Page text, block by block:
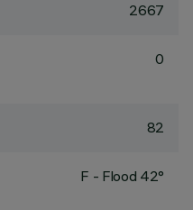
2667
0
82
F - Flood 42°